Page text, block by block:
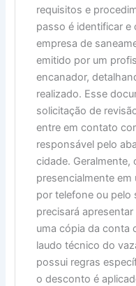
requisitos e
passo é identificar e
empresa de
emitido por um
encanador,
realizado. Esse
solicitação de
entre em contato
responsável pelo
cidade.
presencialmente
por telefone ou pelo
precisará
uma cópia da conta
laudo técnico do
possui regras
o desconto é